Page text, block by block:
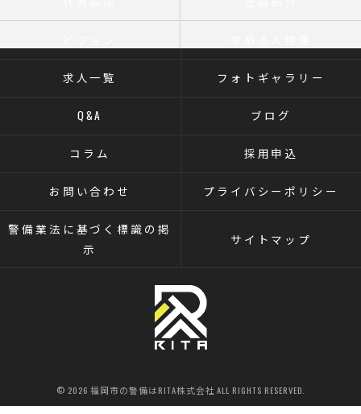
求人一覧 フォトギャラリー
Q&A ブログ
コラム 採用申込
お問い合わせ プライバシーポリシー
警備業法に基づく標識の掲
示
サイトマップ
© 2026 福岡市の警備はRITA株式会社 ALL RIGHTS RESERVED.